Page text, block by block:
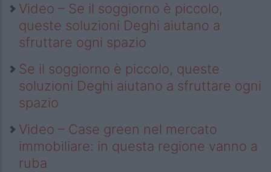
Video – Se il soggiorno è piccolo,
queste soluzioni Deghi aiutano a
sfruttare ogni spazio
Se il soggiorno è piccolo, queste
soluzioni Deghi aiutano a sfruttare ogni
spazio
Video – Case green nel mercato
immobiliare: in questa regione vanno a
ruba